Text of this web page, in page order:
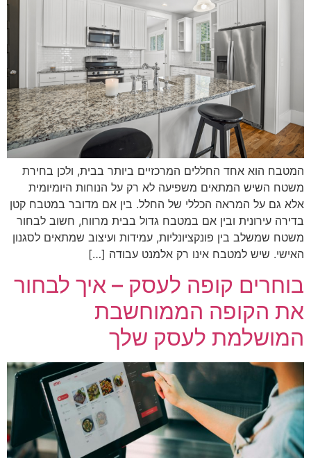
המטבח הוא אחד החללים המרכזיים ביותר בבית, ולכן בחירת
משטח השיש המתאים משפיעה לא רק על הנוחות היומיומית
אלא גם על המראה הכללי של החלל. בין אם מדובר במטבח קטן
בדירה עירונית ובין אם במטבח גדול בבית מרווח, חשוב לבחור
משטח שמשלב בין פונקציונליות, עמידות ועיצוב שמתאים לסגנון
האישי. שיש למטבח אינו רק אלמנט עבודה […]
בוחרים קופה לעסק – איך לבחור
את הקופה הממוחשבת
המושלמת לעסק שלך